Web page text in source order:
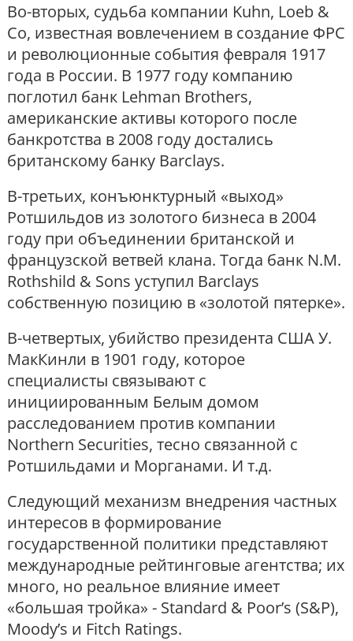
Во-вторых, судьба компании Kuhn, Loeb &
Co, известная вовлечением в создание ФРС
и революционные события февраля 1917
года в России. В 1977 году компанию
поглотил банк Lehman Brothers,
американские активы которого после
банкротства в 2008 году достались
британскому банку Barclays.
В-третьих, конъюнктурный «выход»
Ротшильдов из золотого бизнеса в 2004
году при объединении британской и
французской ветвей клана. Тогда банк N.M.
Rothshild & Sons уступил Barclays
собственную позицию в «золотой пятерке».
В-четвертых, убийство президента США У.
МакКинли в 1901 году, которое
специалисты связывают с
инициированным Белым домом
расследованием против компании
Northern Securities, тесно связанной с
Ротшильдами и Морганами. И т.д.
Следующий механизм внедрения частных
интересов в формирование
государственной политики представляют
международные рейтинговые агентства; их
много, но реальное влияние имеет
«большая тройка» - Standard & Poor’s (S&P),
Moody’s и Fitch Ratings.